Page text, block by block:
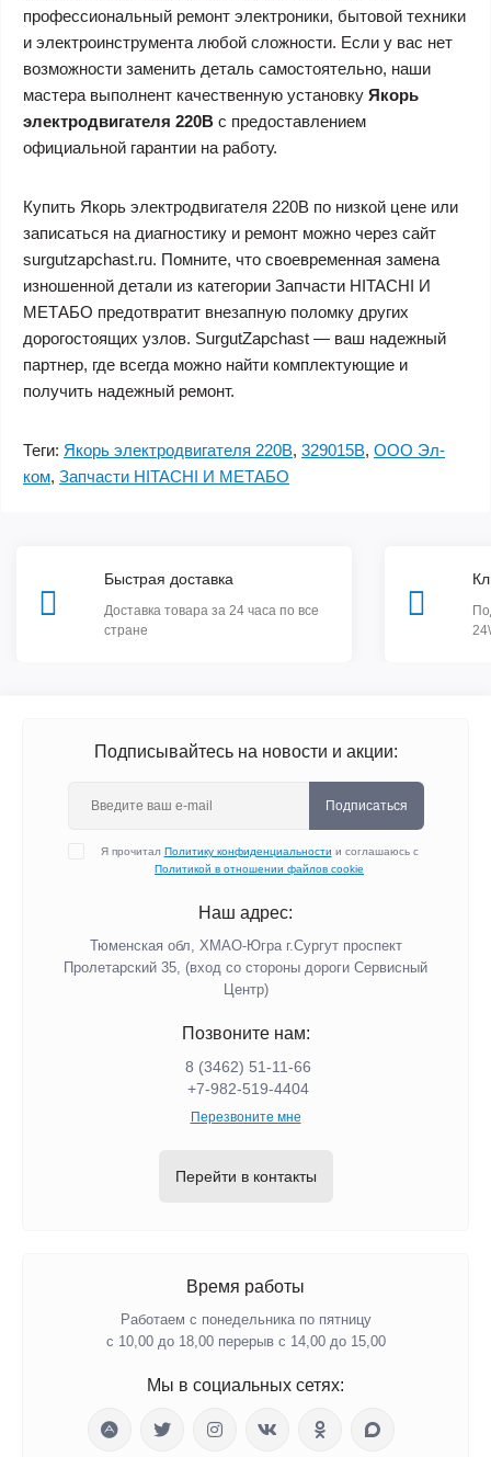
профессиональный ремонт электроники, бытовой техники
и электроинструмента любой сложности. Если у вас нет
возможности заменить деталь самостоятельно, наши
мастера выполнент качественную установку Якорь
электродвигателя 220В с предоставлением
официальной гарантии на работу.
Купить Якорь электродвигателя 220В по низкой цене или
записаться на диагностику и ремонт можно через сайт
surgutzapchast.ru. Помните, что своевременная замена
изношенной детали из категории Запчасти HITACHI И
МЕТАБО предотвратит внезапную поломку других
дорогостоящих узлов. SurgutZapchast — ваш надежный
партнер, где всегда можно найти комплектующие и
получить надежный ремонт.
Теги: Якорь электродвигателя 220В, 329015B, ООО Эл-
ком, Запчасти HITACHI И МЕТАБО
Быстрая доставка
Доставка товара за 24 часа по все
стране
Подписывайтесь на новости и акции:
Подписаться
Я прочитал Политику конфиденциальности и соглашаюсь с
Политикой в отношении файлов cookie
Наш адрес:
Тюменская обл, ХМАО-Югра г.Сургут проспект
Пролетарский 35, (вход со стороны дороги Сервисный
Центр)
Позвоните нам:
8 (3462) 51-11-66
+7-982-519-4404
Перезвоните мне
Перейти в контакты
Время работы
Работаем с понедельника по пятницу
с 10,00 до 18,00 перерыв с 14,00 до 15,00
Мы в социальных сетях: